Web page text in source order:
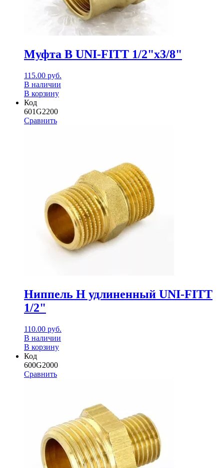
Муфта В UNI-FITT 1/2"х3/8"
115.00 руб.
В наличии
В корзину
Код
601G2200
Сравнить
Ниппель Н удлиненный UNI-FITT
1/2"
110.00 руб.
В наличии
В корзину
Код
600G2000
Сравнить